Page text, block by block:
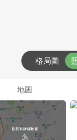
格局圖
地圖